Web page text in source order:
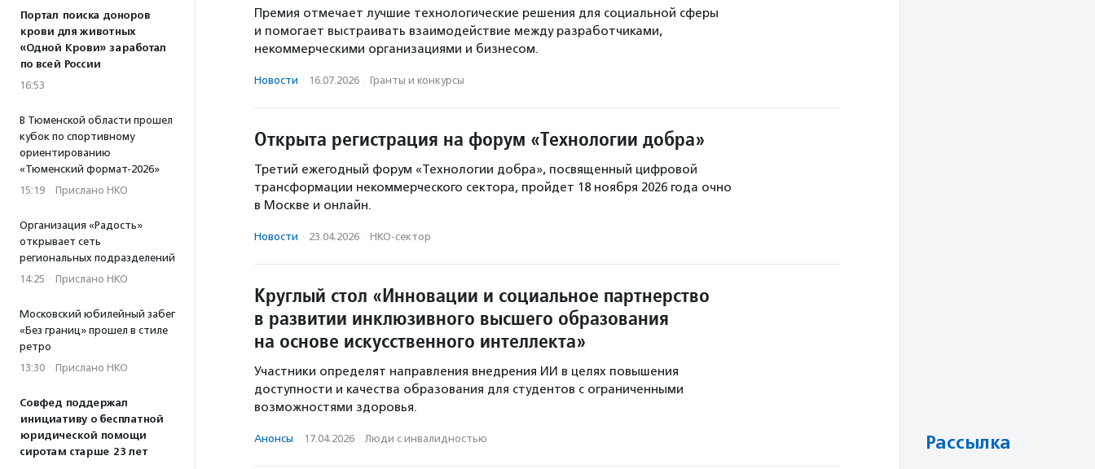
Портал поиска доноров
крови для животных
«Одной Крови» заработал
по всей России
16:53
В Тюменской области прошел
кубок по спортивному
ориентированию
«Тюменский формат-2026»
15:19 · Прислано НКО
Организация «Радость»
открывает сеть
региональных подразделений
14:25 · Прислано НКО
Московский юбилейный забег
«Без границ» прошел в стиле
ретро
13:30 · Прислано НКО
Совфед поддержал
инициативу о бесплатной
юридической помощи
сиротам старше 23 лет
Премия отмечает лучшие технологические решения для социальной сферы
и помогает выстраивать взаимодействие между разработчиками,
некоммерческими организациями и бизнесом.
Новости · 16.07.2026 · Гранты и конкурсы
Открыта регистрация на форум «Технологии добра»
Третий ежегодный форум «Технологии добра», посвященный цифровой
трансформации некоммерческого сектора, пройдет 18 ноября 2026 года очно
в Москве и онлайн.
Новости · 23.04.2026 · НКО-сектор
Круглый стол «Инновации и социальное партнерство
в развитии инклюзивного высшего образования
на основе искусственного интеллекта»
Участники определят направления внедрения ИИ в целях повышения
доступности и качества образования для студентов с ограниченными
возможностями здоровья.
Анонсы · 17.04.2026 · Люди с инвалидностью Рассылка